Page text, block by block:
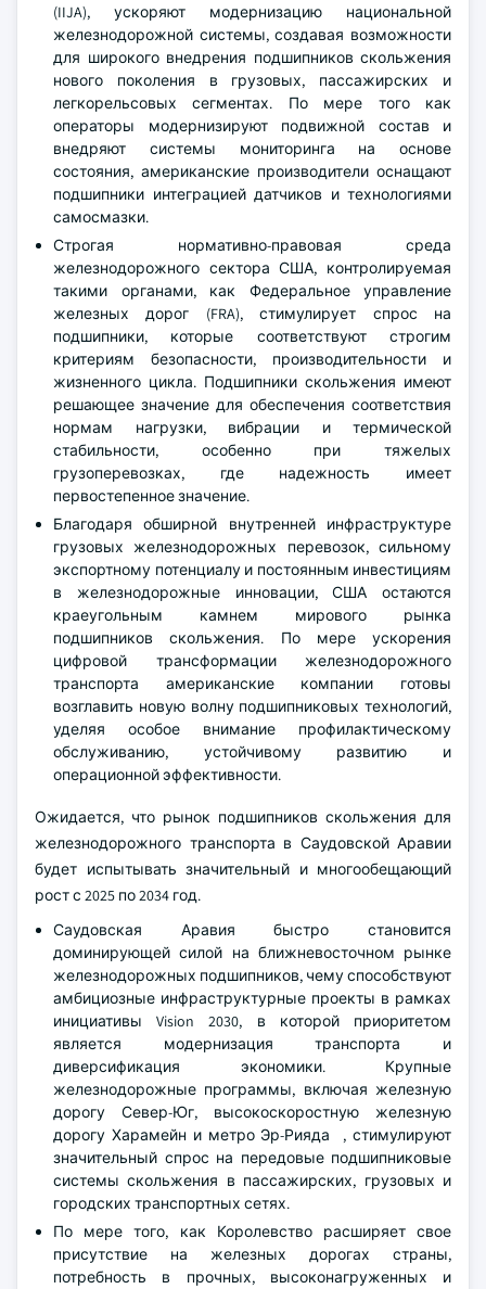
(IIJA), ускоряют модернизацию национальной
железнодорожной системы, создавая возможности
для широкого внедрения подшипников скольжения
нового поколения в грузовых, пассажирских и
легкорельсовых сегментах. По мере того как
операторы модернизируют подвижной состав и
внедряют системы мониторинга на основе
состояния, американские производители оснащают
подшипники интеграцией датчиков и технологиями
самосмазки.
Строгая нормативно-правовая среда
железнодорожного сектора США, контролируемая
такими органами, как Федеральное управление
железных дорог (FRA), стимулирует спрос на
подшипники, которые соответствуют строгим
критериям безопасности, производительности и
жизненного цикла. Подшипники скольжения имеют
решающее значение для обеспечения соответствия
нормам нагрузки, вибрации и термической
стабильности, особенно при тяжелых
грузоперевозках, где надежность имеет
первостепенное значение.
Благодаря обширной внутренней инфраструктуре
грузовых железнодорожных перевозок, сильному
экспортному потенциалу и постоянным инвестициям
в железнодорожные инновации, США остаются
краеугольным камнем мирового рынка
подшипников скольжения. По мере ускорения
цифровой трансформации железнодорожного
транспорта американские компании готовы
возглавить новую волну подшипниковых технологий,
уделяя особое внимание профилактическому
обслуживанию, устойчивому развитию и
операционной эффективности.
Ожидается, что рынок подшипников скольжения для
железнодорожного транспорта в Саудовской Аравии
будет испытывать значительный и многообещающий
рост с 2025 по 2034 год.
Саудовская Аравия быстро становится
доминирующей силой на ближневосточном рынке
железнодорожных подшипников, чему способствуют
амбициозные инфраструктурные проекты в рамках
инициативы Vision 2030, в которой приоритетом
является модернизация транспорта и
диверсификация экономики. Крупные
железнодорожные программы, включая железную
дорогу Север-Юг, высокоскоростную железную
дорогу Харамейн и метро Эр-Рияда , стимулируют
значительный спрос на передовые подшипниковые
системы скольжения в пассажирских, грузовых и
городских транспортных сетях.
По мере того, как Королевство расширяет свое
присутствие на железных дорогах страны,
потребность в прочных, высоконагруженных и